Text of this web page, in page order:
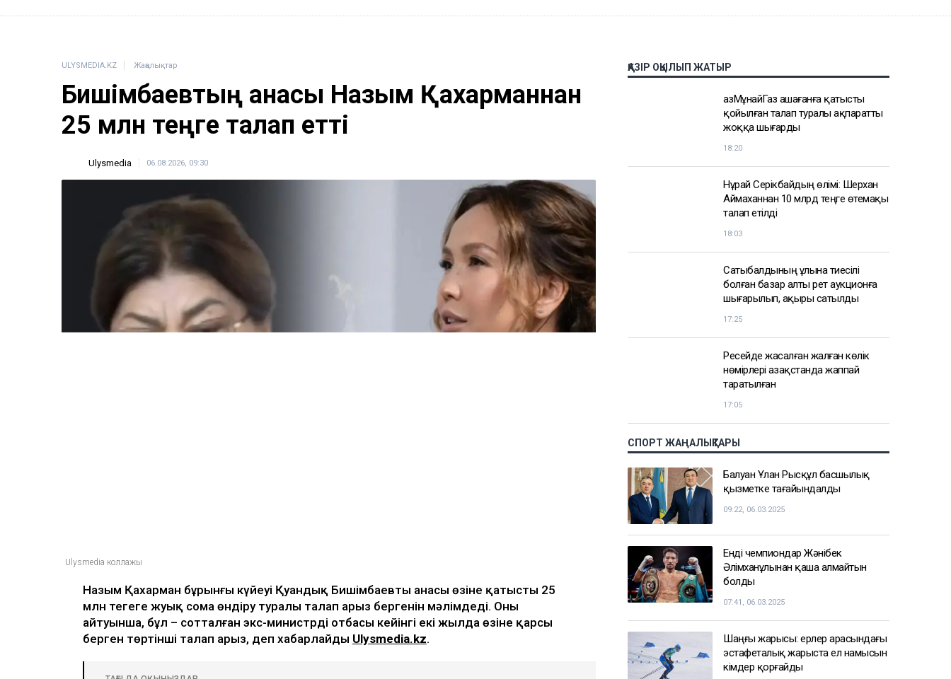
Жаңалықтар
Бишімбаевтың анасы Назым Қахарманнан
25 млн теңге талап етті
ҚАЗІР ОҚЫЛЫП ЖАТЫР
қойылған талап туралы ақпаратты
жоққа шығарды
18:20
Аймаханнан 10 млрд теңге өтемақы
талап етілді
18:03
Сатыбалдының ұлына тиесілі
болған базар алты рет аукционға
шығарылып, ақыры сатылды
Ресейде жасалған жалған көлік
нөмірлері Қазақстанда жаппай
таратылған
СПОРТ ЖАҢАЛЫҚТАРЫ